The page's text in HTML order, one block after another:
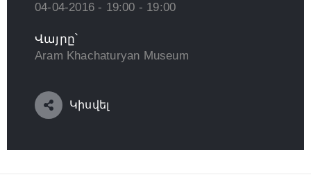
04-04-2016 - 19:00 - 19:00
Վայրը՝
Aram Khachaturyan Museum
Կիսվել